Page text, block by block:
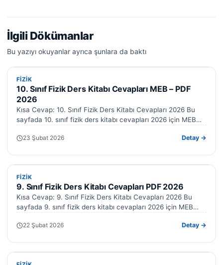
İlgili Dökümanlar
Bu yazıyı okuyanlar ayrıca şunlara da baktı
FIZIK
FIZIK
10. Sınıf Fizik Ders Kitabı Cevapları MEB – PDF
2026
Kısa Cevap: 10. Sınıf Fizik Ders Kitabı Cevapları 2026 Bu
sayfada 10. sınıf fizik ders kitabı cevapları 2026 için MEB…
23 Şubat 2026 Detay →
FIZIK
FIZIK
9. Sınıf Fizik Ders Kitabı Cevapları PDF 2026
Kısa Cevap: 9. Sınıf Fizik Ders Kitabı Cevapları 2026 Bu
sayfada 9. sınıf fizik ders kitabı cevapları 2026 için MEB…
22 Şubat 2026 Detay →
FIZIK